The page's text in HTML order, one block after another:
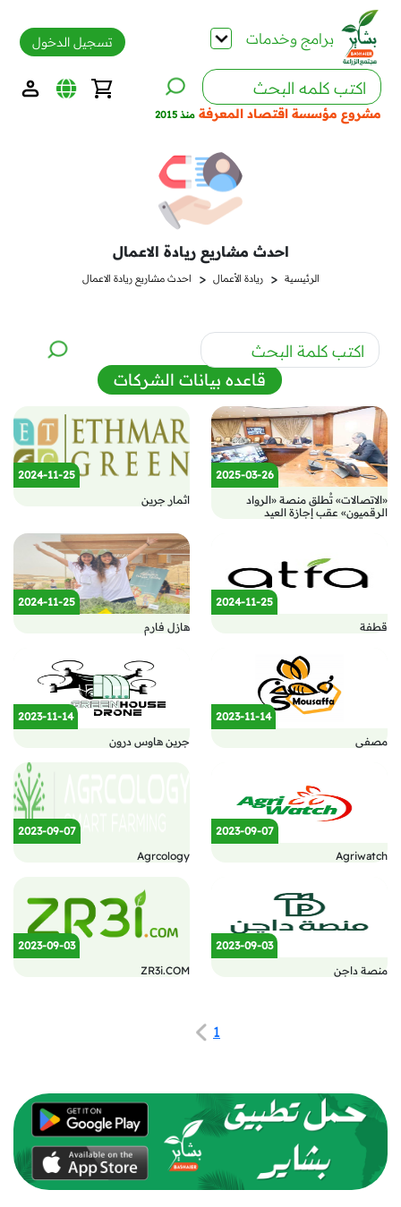
برامج وخدمات
مشروع مؤسسة اقتصاد المعرفة منذ 2015
تسجيل الدخول
احدث مشاريع ريادة الاعمال
الرئيسية < ريادة الأعمال < احدث مشاريع ريادة الاعمال
قاعده بيانات الشركات
2025-03-26
«الاتصالات» تُطلق منصة «الرواد
الرقميون» عقب إجازة العيد
2024-11-25
اثمار جرين
2024-11-25
قطفة
2024-11-25
هازل فارم
2023-11-14
مصفى
2023-11-14
جرين هاوس درون
2023-09-07
Agriwatch
2023-09-07
Agrcology
2023-09-03
منصة داجن
2023-09-03
ZR3i.COM
1